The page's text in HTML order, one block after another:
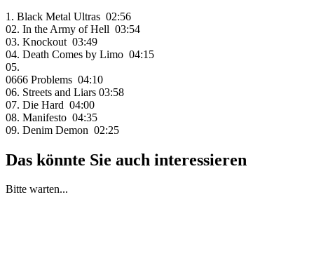
1. Black Metal Ultras 02:56
02. In the Army of Hell 03:54
03. Knockout 03:49
04. Death Comes by Limo 04:15
05.
0666 Problems 04:10
06. Streets and Liars 03:58
07. Die Hard 04:00
08. Manifesto 04:35
09. Denim Demon 02:25
Das könnte Sie auch interessieren
Bitte warten...